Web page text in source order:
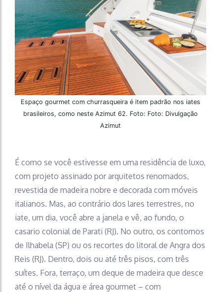
Espaço gourmet com churrasqueira é item padrão nos iates
brasileiros, como neste Azimut 62. Foto: Foto: Divulgação
Azimut
É como se você estivesse em uma residência de luxo,
com projeto assinado por arquitetos renomados,
revestida de madeira nobre e decorada com móveis
italianos. Mas, ao contrário dos lares terrestres, no
iate, um dia, você abre a janela e vê, ao fundo, o
casario colonial de Parati (RJ). No outro, os contornos
de Ilhabela (SP) ou os recortes do litoral de Angra dos
Reis (RJ). Dentro, dois ou até três pisos, com três
suítes. Fora, terraço, um deque de madeira que desce
até o nível da água e área gourmet – com